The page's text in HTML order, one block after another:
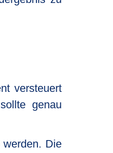
versteuert
genau
Die